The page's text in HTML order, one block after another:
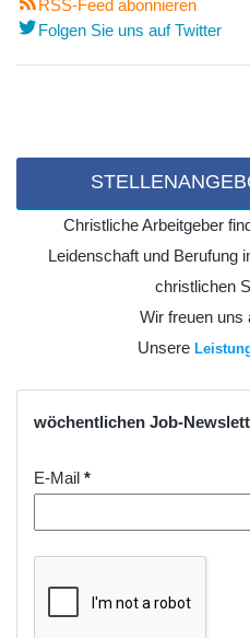
RSS-Feed abonnieren
Folgen Sie uns auf Twitter
Christliche Arbeitgeber
Leidenschaft und Berufung
christlichen
Wir freuen uns
Unsere
wöchentlichen Job-
E-Mail *